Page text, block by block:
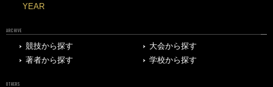
YEAR
ARCHIVE
競技から探す
大会から探す
著者から探す
学校から探す
OTHERS